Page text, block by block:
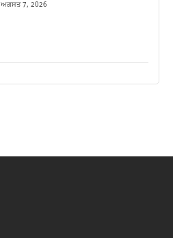
ਅਗਸਤ 7, 2026